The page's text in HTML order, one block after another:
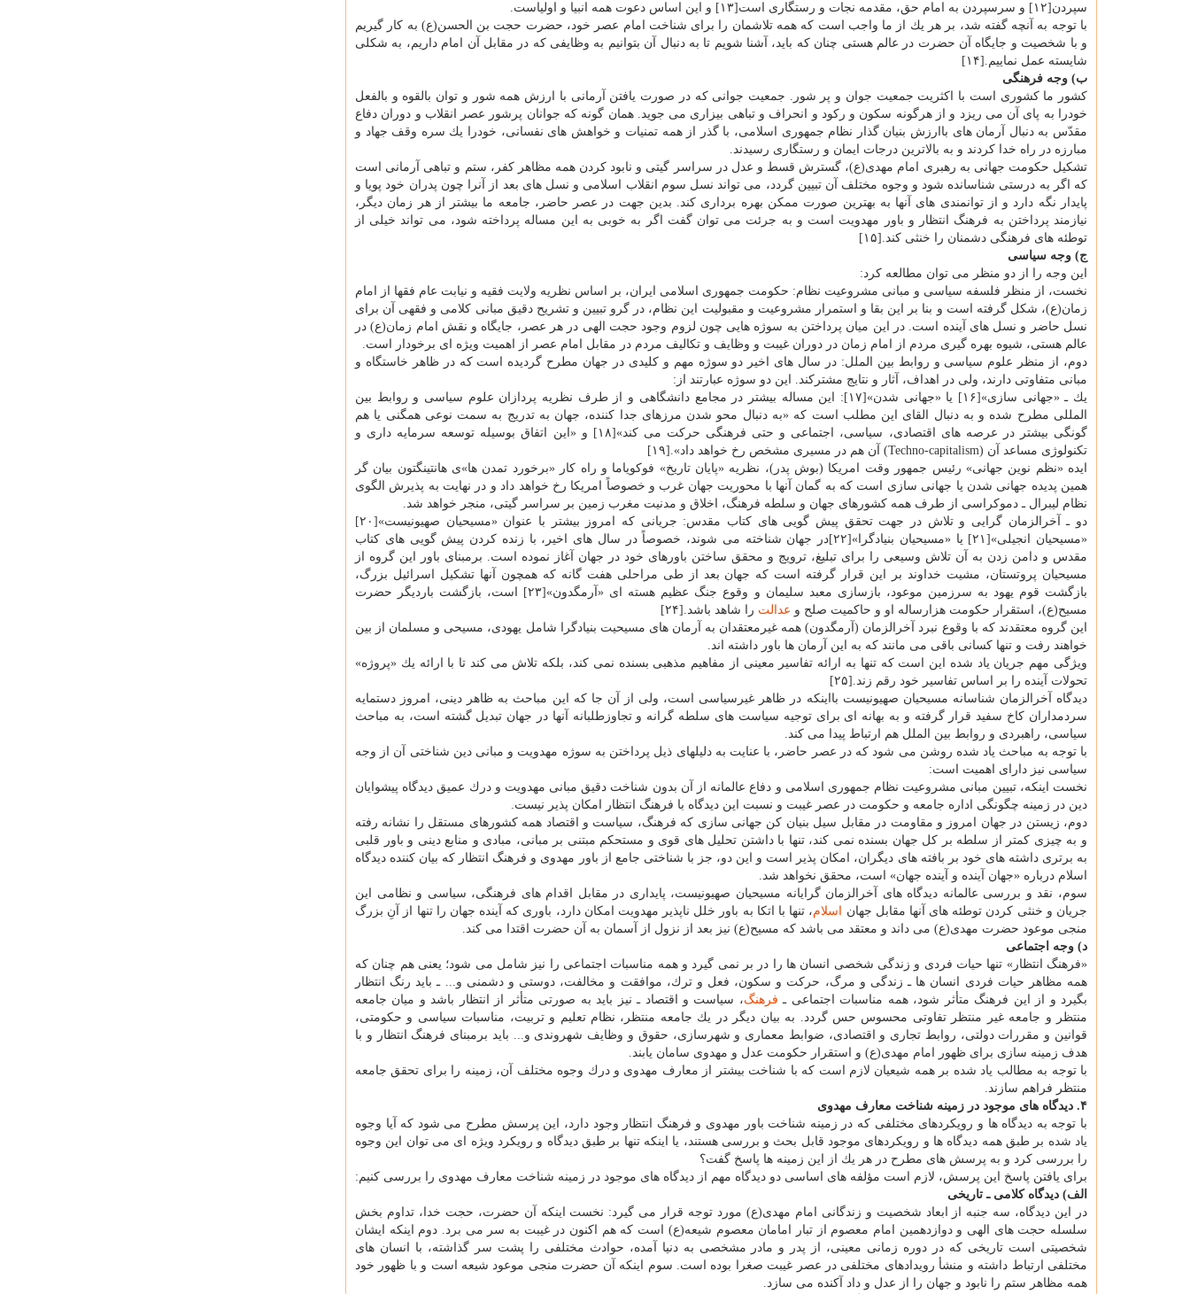
سپردن[۱۲] و سرسپردن به امام حق، مقدمه نجات و رستگاری است[۱۳] و این اساس دعوت همه انبیا و اولیاست.
با توجه به آنچه گفته شد، بر هر یك از ما واجب است كه همه تلاشمان را برای شناخت امام عصر خود، حضرت حجت بن الحسن(ع) به كار گیریم
و با شخصیت و جایگاه آن حضرت در عالم هستی چنان كه باید، آشنا شویم تا به دنبال آن بتوانیم به وظایفی كه در مقابل آن امام داریم، به شكلی
شایسته عمل نماییم.[۱۴]
ب) وجه فرهنگی
كشور ما كشوری است با اكثریت جمعیت جوان و پر شور. جمعیت جوانی كه در صورت یافتن آرمانی با ارزش همه شور و توان بالقوه و بالفعل
خودرا به پای آن می ریزد و از هرگونه سكون و ركود و انحراف و تباهی بیزاری می جوید. همان گونه كه جوانان پرشور عصر انقلاب و دوران دفاع
مقدّس به دنبال آرمان های باارزش بنیان گذار نظام جمهوری اسلامی، با گذر از همه تمنیات و خواهش های نفسانی، خودرا یك سره وقف جهاد و
مبارزه در راه خدا كردند و به بالاترین درجات ایمان و رستگاری رسیدند.
تشكیل حكومت جهانی به رهبری امام مهدی(ع)، گسترش قسط و عدل در سراسر گیتی و نابود كردن همه مظاهر كفر، ستم و تباهی آرمانی است
كه اگر به درستی شناسانده شود و وجوه مختلف آن تبیین گردد، می تواند نسل سوم انقلاب اسلامی و نسل های بعد از آنرا چون پدران خود پویا و
پایدار نگه دارد و از توانمندی های آنها به بهترین صورت ممكن بهره برداری كند. بدین جهت در عصر حاضر، جامعه ما بیشتر از هر زمان دیگر،
نیازمند پرداختن به فرهنگ انتظار و باور مهدویت است و به جرئت می توان گفت اگر به خوبی به این مساله پرداخته شود، می تواند خیلی از
توطئه های فرهنگی دشمنان را خنثی كند.[۱۵]
ج) وجه سیاسی
این وجه را از دو منظر می توان مطالعه كرد:
نخست، از منظر فلسفه سیاسی و مبانی مشروعیت نظام: حكومت جمهوری اسلامی ایران، بر اساس نظریه ولایت فقیه و نیابت عام فقها از امام
زمان(ع)، شكل گرفته است و بنا بر این بقا و استمرار مشروعیت و مقبولیت این نظام، در گرو تبیین و تشریح دقیق مبانی كلامی و فقهی آن برای
نسل حاضر و نسل های آینده است. در این میان پرداختن به سوژه هایی چون لزوم وجود حجت الهی در هر عصر، جایگاه و نقش امام زمان(ع) در
عالم هستی، شیوه بهره گیری مردم از امام زمان در دوران غیبت و وظایف و تكالیف مردم در مقابل امام عصر از اهمیت ویژه ای برخودار است.
دوم، از منظر علوم سیاسی و روابط بین الملل: در سال های اخیر دو سوژه مهم و كلیدی در جهان مطرح گردیده است كه در ظاهر خاستگاه و
مبانی متفاوتی دارند، ولی در اهداف، آثار و نتایج مشتركند. این دو سوژه عبارتند از:
یك ـ «جهانی سازی»[۱۶] یا «جهانی شدن»[۱۷]: این مساله بیشتر در مجامع دانشگاهی و از طرف نظریه پردازان علوم سیاسی و روابط بین
المللی مطرح شده و به دنبال القای این مطلب است كه «به دنبال محو شدن مرزهای جدا كننده، جهان به تدریج به سمت نوعی همگنی یا هم
گونگی بیشتر در عرصه های اقتصادی، سیاسی، اجتماعی و حتی فرهنگی حركت می كند»[۱۸] و «این اتفاق بوسیله توسعه سرمایه داری و
تكنولوژی مساعد آن (Techno-capitalism) آن هم در مسیری مشخص رخ خواهد داد».[۱۹]
ایده «نظم نوین جهانی» رئیس جمهور وقت امریكا (بوش پدر)، نظریه «پایان تاریخ» فوكویاما و راه كار «برخورد تمدن ها»ی هانتینگتون بیان گر
همین پدیده جهانی شدن یا جهانی سازی است كه به گمان آنها با محوریت جهان غرب و خصوصاً امریكا رخ خواهد داد و در نهایت به پذیرش الگوی
نظام لیبرال ـ دموكراسی از طرف همه كشورهای جهان و سلطه فرهنگ، اخلاق و مدنیت مغرب زمین بر سراسر گیتی، منجر خواهد شد.
دو ـ آخرالزمان گرایی و تلاش در جهت تحقق پیش گویی های كتاب مقدس: جریانی كه امروز بیشتر با عنوان «مسیحیان صهیونیست»[۲۰]
«مسیحیان انجیلی»[۲۱] یا «مسیحیان بنیادگرا»[۲۲]در جهان شناخته می شوند، خصوصاً در سال های اخیر، با زنده كردن پیش گویی های كتاب
مقدس و دامن زدن به آن تلاش وسیعی را برای تبلیغ، ترویج و محقق ساختن باورهای خود در جهان آغاز نموده است. برمبنای باور این گروه از
مسیحیان پروتستان، مشیت خداوند بر این قرار گرفته است كه جهان بعد از طی مراحلی هفت گانه كه همچون آنها تشكیل اسرائیل بزرگ،
بازگشت قوم یهود به سرزمین موعود، بازسازی معبد سلیمان و وقوع جنگ عظیم هسته ای «آرمگدون»[۲۳] است، بازگشت باردیگر حضرت
مسیح(ع)، استقرار حكومت هزارساله او و حاكمیت صلح و عدالت را شاهد باشد.[۲۴]
این گروه معتقدند كه با وقوع نبرد آخرالزمان (آرمگدون) همه غیرمعتقدان به آرمان های مسیحیت بنیادگرا شامل یهودی، مسیحی و مسلمان از بین
خواهند رفت و تنها كسانی باقی می مانند كه به این آرمان ها باور داشته اند.
ویژگی مهم جریان یاد شده این است كه تنها به ارائه تفاسیر معینی از مفاهیم مذهبی بسنده نمی كند، بلكه تلاش می كند تا با ارائه یك «پروژه»
تحولات آینده را بر اساس تفاسیر خود رقم زند.[۲۵]
دیدگاه آخرالزمان شناسانه مسیحیان صهیونیست بااینكه در ظاهر غیرسیاسی است، ولی از آن جا كه این مباحث به ظاهر دینی، امروز دستمایه
سردمداران كاخ سفید قرار گرفته و به بهانه ای برای توجیه سیاست های سلطه گرانه و تجاوزطلبانه آنها در جهان تبدیل گشته است، به مباحث
سیاسی، راهبردی و روابط بین الملل هم ارتباط پیدا می كند.
با توجه به مباحث یاد شده روشن می شود كه در عصر حاضر، با عنایت به دلیلهای ذیل پرداختن به سوژه مهدویت و مبانی دین شناختی آن از وجه
سیاسی نیز دارای اهمیت است:
نخست اینكه، تبیین مبانی مشروعیت نظام جمهوری اسلامی و دفاع عالمانه از آن بدون شناخت دقیق مبانی مهدویت و درك عمیق دیدگاه پیشوایان
دین در زمینه چگونگی اداره جامعه و حكومت در عصر غیبت و نسبت این دیدگاه با فرهنگ انتظار امكان پذیر نیست.
دوم، زیستن در جهان امروز و مقاومت در مقابل سیل بنیان كن جهانی سازی كه فرهنگ، سیاست و اقتصاد همه كشورهای مستقل را نشانه رفته
و به چیزی كمتر از سلطه بر كل جهان بسنده نمی كند، تنها با داشتن تحلیل های قوی و مستحكم مبتنی بر مبانی، مبادی و منابع دینی و باور قلبی
به برتری داشته های خود بر بافته های دیگران، امكان پذیر است و این دو، جز با شناختی جامع از باور مهدوی و فرهنگ انتظار كه بیان كننده دیدگاه
اسلام درباره «جهان آینده و آینده جهان» است، محقق نخواهد شد.
سوم، نقد و بررسی عالمانه دیدگاه های آخرالزمان گرایانه مسیحیان صهیونیست، پایداری در مقابل اقدام های فرهنگی، سیاسی و نظامی این
جریان و خنثی كردن توطئه های آنها مقابل جهان
اسلام، تنها با اتكا به باور خلل ناپذیر مهدویت امكان دارد، باوری كه آینده جهان را تنها از آنِ بزرگ
منجی موعود حضرت مهدی(ع) می داند و معتقد می باشد كه مسیح(ع) نیز بعد از نزول از آسمان به آن حضرت اقتدا می كند.
د) وجه اجتماعی
«فرهنگ انتظار» تنها حیات فردی و زندگی شخصی انسان ها را در بر نمی گیرد و همه مناسبات اجتماعی را نیز شامل می شود؛ یعنی هم چنان كه
همه مظاهر حیات فردی انسان ها ـ زندگی و مرگ، حركت و سكون، فعل و ترك، موافقت و مخالفت، دوستی و دشمنی و... ـ باید رنگ انتظار
بگیرد و از این فرهنگ متأثر شود، همه مناسبات اجتماعی ـ فرهنگ، سیاست و اقتصاد ـ نیز باید به صورتی متأثر از انتظار باشد و میان جامعه
منتظر و جامعه غیر منتظر تفاوتی محسوس حس گردد. به بیان دیگر در یك جامعه منتظر، نظام تعلیم و تربیت، مناسبات سیاسی و حكومتی،
قوانین و مقررات دولتی، روابط تجاری و اقتصادی، ضوابط معماری و شهرسازی، حقوق و وظایف شهروندی و... باید برمبنای فرهنگ انتظار و با
هدف زمینه سازی برای ظهور امام مهدی(ع) و استقرار حكومت عدل و مهدوی سامان یابند.
با توجه به مطالب یاد شده بر همه شیعیان لازم است كه با شناخت بیشتر از معارف مهدوی و درك وجوه مختلف آن، زمینه را برای تحقق جامعه
منتظر فراهم سازند.
۴. دیدگاه های موجود در زمینه شناخت معارف مهدوی
با توجه به دیدگاه ها و رویكردهای مختلفی كه در زمینه شناخت باور مهدوی و فرهنگ انتظار وجود دارد، این پرسش مطرح می شود كه آیا وجوه
یاد شده بر طبق همه دیدگاه ها و رویكردهای موجود قابل بحث و بررسی هستند، یا اینكه تنها بر طبق دیدگاه و رویكرد ویژه ای می توان این وجوه
را بررسی كرد و به پرسش های مطرح در هر یك از این زمینه ها پاسخ گفت؟
برای یافتن پاسخ این پرسش، لازم است مؤلفه های اساسی دو دیدگاه مهم از دیدگاه های موجود در زمینه شناخت معارف مهدوی را بررسی كنیم:
الف) دیدگاه كلامی ـ تاریخی
در این دیدگاه، سه جنبه از ابعاد شخصیت و زندگانی امام مهدی(ع) مورد توجه قرار می گیرد: نخست اینكه آن حضرت، حجت خدا، تداوم بخش
سلسله حجت های الهی و دوازدهمین امام معصوم از تبار امامان معصوم شیعه(ع) است كه هم اكنون در غیبت به سر می برد. دوم اینكه ایشان
شخصیتی است تاریخی كه در دوره زمانی معینی، از پدر و مادر مشخصی به دنیا آمده، حوادث مختلفی را پشت سر گذاشته، با انسان های
مختلفی ارتباط داشته و منشأ رویدادهای مختلفی در عصر غیبت صغرا بوده است. سوم اینكه آن حضرت منجی موعود شیعه است و با ظهور خود
همه مظاهر ستم را نابود و جهان را از عدل و داد آكنده می سازد.